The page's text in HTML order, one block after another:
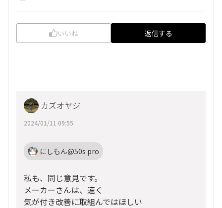
いいね 返信する
カズオヤジ
2024/01/11 09:55
にしもん@50s pro
私も、同じ意見です。
メーカーさんは、速く
気が付き改善に取組んではほしい